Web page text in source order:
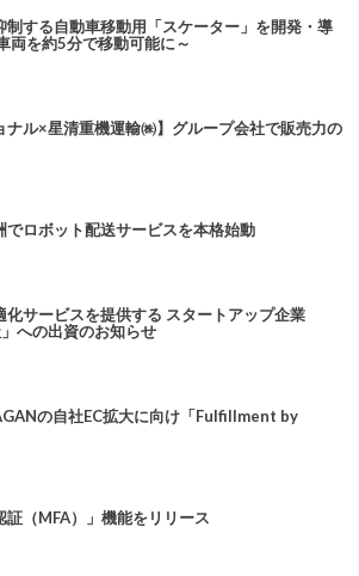
制する自動車移動用「スケーター」を開発・導
両を約5分で移動可能に～
ナル×星清重機運輸㈱】グループ会社で販売力の
でロボット配送サービスを本格始動
化サービスを提供する スタートアップ企業
への出資のお知らせ
の自社EC拡大に向け「Fulfillment by
証（MFA）」機能をリリース